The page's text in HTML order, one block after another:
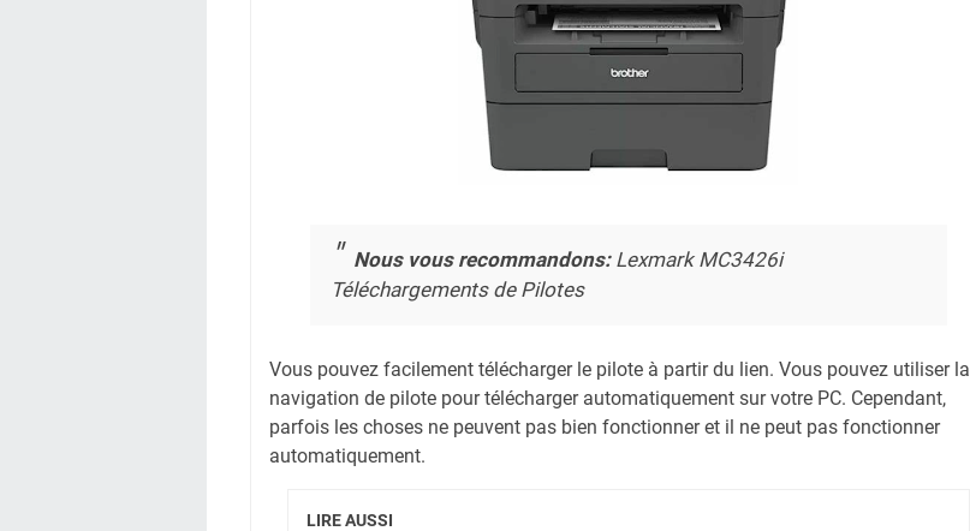
Nous vous recommandons: Lexmark MC3426i
Téléchargements de Pilotes
Vous pouvez facilement télécharger le pilote à partir du lien. Vous pouvez utiliser la
navigation de pilote pour télécharger automatiquement sur votre PC. Cependant,
parfois les choses ne peuvent pas bien fonctionner et il ne peut pas fonctionner
automatiquement.
LIRE AUSSI